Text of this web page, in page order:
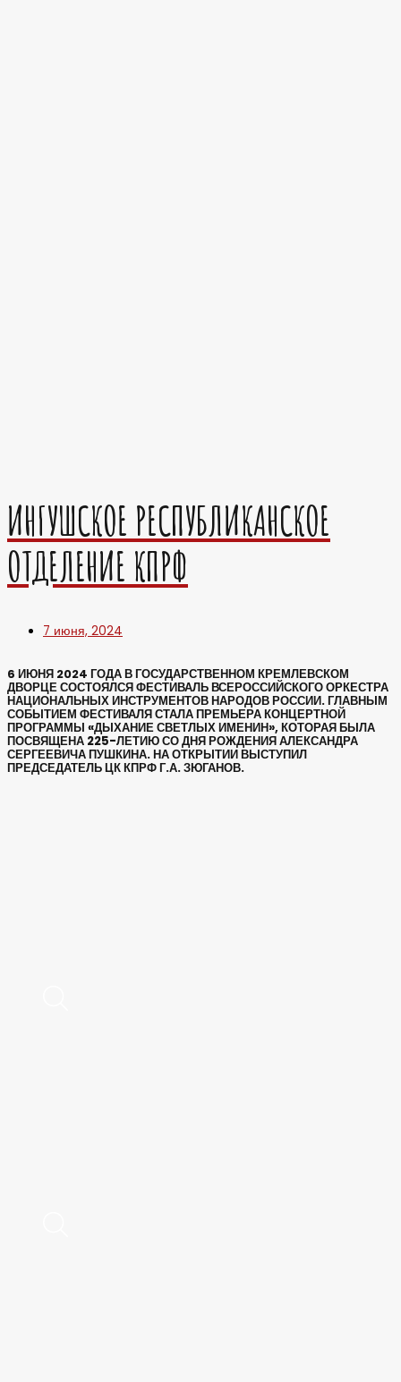
ИНГУШСКОЕ РЕСПУБЛИКАНСКОЕ
ОТДЕЛЕНИЕ КПРФ
7 июня, 2024
6 ИЮНЯ 2024 ГОДА В ГОСУДАРСТВЕННОМ КРЕМЛЕВСКОМ
ДВОРЦЕ СОСТОЯЛСЯ ФЕСТИВАЛЬ ВСЕРОССИЙСКОГО ОРКЕСТРА
НАЦИОНАЛЬНЫХ ИНСТРУМЕНТОВ НАРОДОВ РОССИИ. ГЛАВНЫМ
СОБЫТИЕМ ФЕСТИВАЛЯ СТАЛА ПРЕМЬЕРА КОНЦЕРТНОЙ
ПРОГРАММЫ «ДЫХАНИЕ СВЕТЛЫХ ИМЕНИН», КОТОРАЯ БЫЛА
ПОСВЯЩЕНА 225-ЛЕТИЮ СО ДНЯ РОЖДЕНИЯ АЛЕКСАНДРА
СЕРГЕЕВИЧА ПУШКИНА. НА ОТКРЫТИИ ВЫСТУПИЛ
ПРЕДСЕДАТЕЛЬ ЦК КПРФ Г.А. ЗЮГАНОВ.